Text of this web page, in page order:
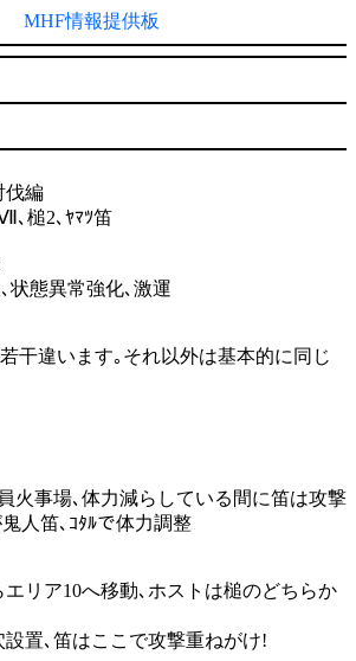
MHF情報提供板
伐編
､槌2､ﾔﾏﾂ笛
状態異常強化､激運
干違います｡それ以外は基本的に同じ
火事場､体力減らしている間に笛は攻撃
人笛､ｺﾀﾙで体力調整
リア10へ移動､ホストは槌のどちらか
設置､笛はここで攻撃重ねがけ!